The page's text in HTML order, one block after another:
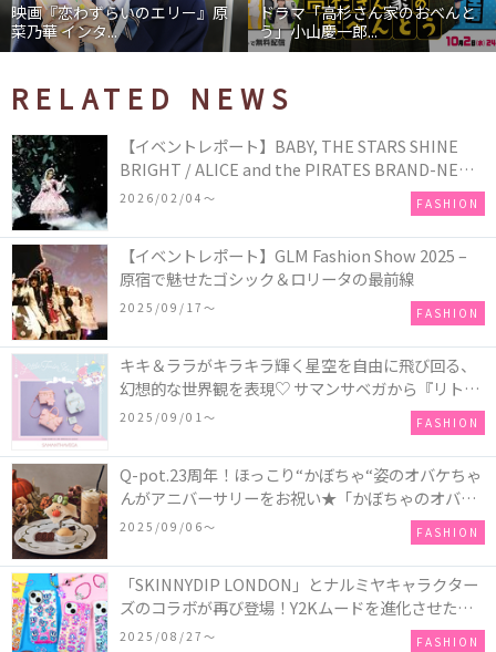
映画『恋わずらいのエリー』原
菜乃華 インタ...
ドラマ「高杉さん家のおべんと
う」小山慶一郎...
RELATED NEWS
【イベントレポート】BABY, THE STARS SHINE
BRIGHT / ALICE and the PIRATES BRAND-NEW
COLLECTION in TOKYO
2026/02/04〜 FASHION
【イベントレポート】GLM Fashion Show 2025 –
原宿で魅せたゴシック＆ロリータの最前線
2025/09/17〜 FASHION
キキ＆ララがキラキラ輝く星空を自由に飛び回る、
幻想的な世界観を表現♡ サマンサベガから『リトル
ツインスターズ』50周年アニバーサリーイヤー』を
2025/09/01〜 FASHION
Q-pot.23周年！ほっこり“かぼちゃ“姿のオバケちゃ
んがアニバーサリーをお祝い★「かぼちゃのオバケ
ーキアクセサリー」が新発売！Q-pot CAFE.では
「かぼちゃのオバケーキプレート」も登場
2025/09/06〜 FASHION
「SKINNYDIP LONDON」とナルミヤキャラクター
ズのコラボが再び登場！Y2Kムードを進化させた新
作コレクションを発売♪
2025/08/27〜 FASHION